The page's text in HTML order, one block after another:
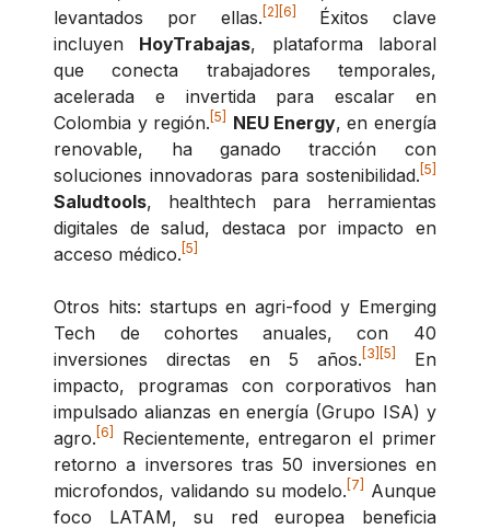
levantados por ellas. [2] [6]
Éxitos clave
incluyen HoyTrabajas, plataforma laboral
que conecta trabajadores temporales,
acelerada e invertida para escalar en
Colombia y región. [5] NEU Energy, en energía
renovable, ha ganado tracción con
soluciones innovadoras para sostenibilidad. [5]
Saludtools, healthtech para herramientas
digitales de salud, destaca por impacto en
acceso médico. [5]
Otros hits: startups en agri-food y Emerging
Tech de cohortes anuales, con 40
inversiones directas en 5 años. [3] [5]
En
impacto, programas con corporativos han
impulsado alianzas en energía (Grupo ISA) y
agro. [6]
Recientemente, entregaron el primer
retorno a inversores tras 50 inversiones en
microfondos, validando su modelo. [7]
Aunque
foco LATAM, su red europea beneficia